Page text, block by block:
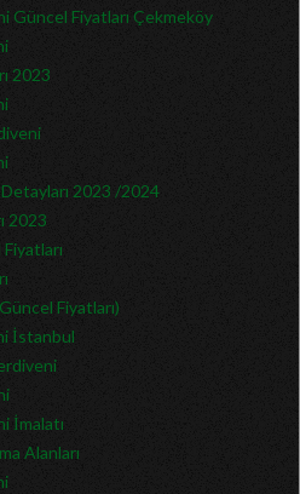
Güncel Fiyatları Çekmeköy
2023
2023 /2024
2023
Fiyatları)
İstanbul
İmalatı
Alanları